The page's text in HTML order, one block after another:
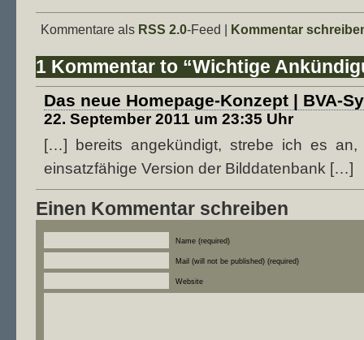
Kommentare als RSS 2.0-Feed | Kommentar
1 Kommentar to “Wichtige
Das neue Homepage-Konzept | BVA-
22. September 2011 um 23:35 Uhr
[…] bereits angekündigt, strebe ich es
einsatzfähige Version der Bilddatenbank […]
Einen Kommentar schreiben
Name (required)
Mail (will not be published) (required)
Website